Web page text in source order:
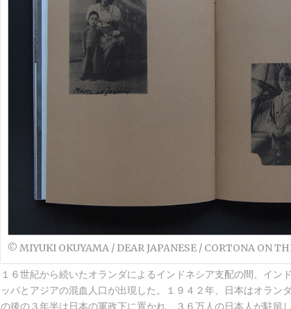
© MIYUKI OKUYAMA / DEAR JAPANESE / CORTONA ON
１６世紀から続いたオランダによるインドネシア支配の間、イン
ッパとアジアの混血人口が出現した。１９４２年、日本はオラン
の後の３年半は日本の軍政下に置かれ、３６万人の日本人が駐留